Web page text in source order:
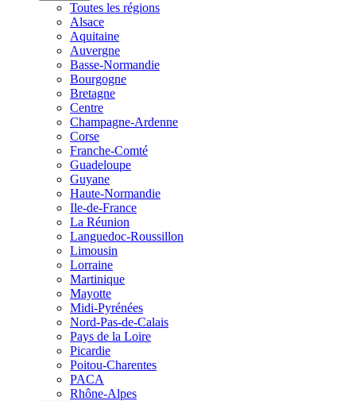
Toutes les régions
Alsace
Aquitaine
Auvergne
Basse-Normandie
Bourgogne
Bretagne
Centre
Champagne-Ardenne
Corse
Franche-Comté
Guadeloupe
Guyane
Haute-Normandie
Ile-de-France
La Réunion
Languedoc-Roussillon
Limousin
Lorraine
Martinique
Mayotte
Midi-Pyrénées
Nord-Pas-de-Calais
Pays de la Loire
Picardie
Poitou-Charentes
PACA
Rhône-Alpes